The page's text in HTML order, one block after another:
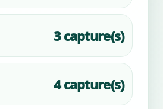
3 capture(s)
4 capture(s)